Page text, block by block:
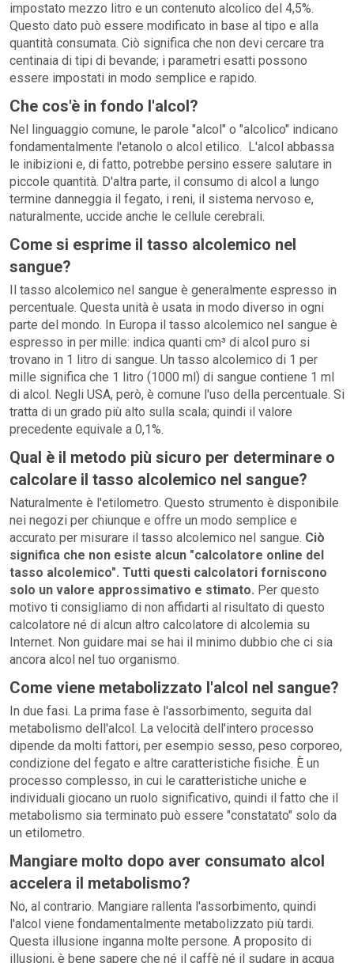
impostato mezzo litro e un contenuto alcolico del 4,5%.
Questo dato può essere modificato in base al tipo e alla
quantità consumata. Ciò significa che non devi cercare tra
centinaia di tipi di bevande; i parametri esatti possono
essere impostati in modo semplice e rapido.
Che cos'è in fondo l'alcol?
Nel linguaggio comune, le parole "alcol" o "alcolico" indicano
fondamentalmente l'etanolo o alcol etilico. L'alcol abbassa
le inibizioni e, di fatto, potrebbe persino essere salutare in
piccole quantità. D'altra parte, il consumo di alcol a lungo
termine danneggia il fegato, i reni, il sistema nervoso e,
naturalmente, uccide anche le cellule cerebrali.
Come si esprime il tasso alcolemico nel
sangue?
Il tasso alcolemico nel sangue è generalmente espresso in
percentuale. Questa unità è usata in modo diverso in ogni
parte del mondo. In Europa il tasso alcolemico nel sangue è
espresso in per mille: indica quanti cm³ di alcol puro si
trovano in 1 litro di sangue. Un tasso alcolemico di 1 per
mille significa che 1 litro (1000 ml) di sangue contiene 1 ml
di alcol. Negli USA, però, è comune l'uso della percentuale. Si
tratta di un grado più alto sulla scala; quindi il valore
precedente equivale a 0,1%.
Qual è il metodo più sicuro per determinare o
calcolare il tasso alcolemico nel sangue?
Naturalmente è l'etilometro. Questo strumento è disponibile
nei negozi per chiunque e offre un modo semplice e
accurato per misurare il tasso alcolemico nel sangue. Ciò
significa che non esiste alcun "calcolatore online del
tasso alcolemico". Tutti questi calcolatori forniscono
solo un valore approssimativo e stimato. Per questo
motivo ti consigliamo di non affidarti al risultato di questo
calcolatore né di alcun altro calcolatore di alcolemia su
Internet. Non guidare mai se hai il minimo dubbio che ci sia
ancora alcol nel tuo organismo.
Come viene metabolizzato l'alcol nel sangue?
In due fasi. La prima fase è l'assorbimento, seguita dal
metabolismo dell'alcol. La velocità dell'intero processo
dipende da molti fattori, per esempio sesso, peso corporeo,
condizione del fegato e altre caratteristiche fisiche. È un
processo complesso, in cui le caratteristiche uniche e
individuali giocano un ruolo significativo, quindi il fatto che il
metabolismo sia terminato può essere "constatato" solo da
un etilometro.
Mangiare molto dopo aver consumato alcol
accelera il metabolismo?
No, al contrario. Mangiare rallenta l'assorbimento, quindi
l'alcol viene fondamentalmente metabolizzato più tardi.
Questa illusione inganna molte persone. A proposito di
illusioni, è bene sapere che né il caffè né il sudare in acqua